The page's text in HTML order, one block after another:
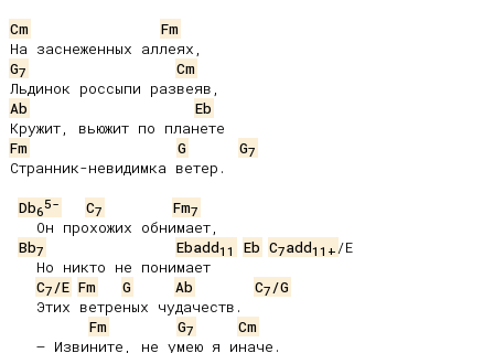
Cm
Fm
G7
Cm
Ab
Eb
Fm
G G7
Странник-невидимка ветер.
Db65- C7 Fm7
Bb7 Ebadd11 Eb C7add11+ /E
C7 /E Fm G Ab C7 /G
Fm
G7
Cm